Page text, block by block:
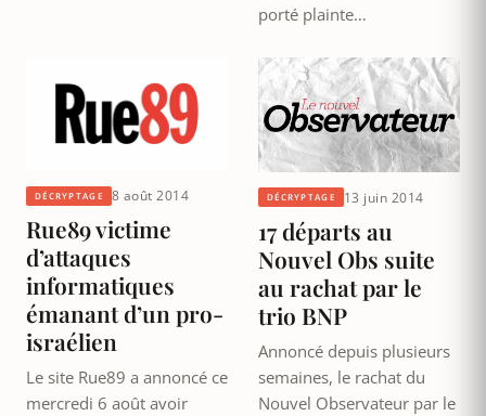
porté plainte…
DÉCRYPTAGE 8 août 2014
Rue89 victime
d’attaques
informatiques
émanant d’un pro-
israélien
Le site Rue89 a annoncé ce
mercredi 6 août avoir
DÉCRYPTAGE 13 juin 2014
17 départs au
Nouvel Obs suite
au rachat par le
trio BNP
Annoncé depuis plusieurs
semaines, le rachat du
Nouvel Observateur par le